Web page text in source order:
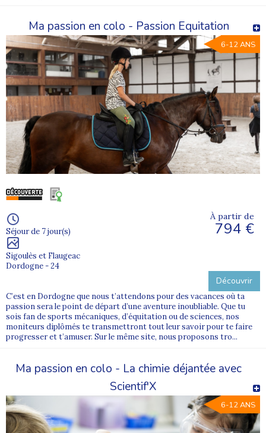
Ma passion en colo - Passion Equitation
6-12 ANS
Séjour de 7 jour(s)
Sigoulès et Flaugeac
Dordogne - 24
À partir de
794 €
Découvrir
C’est en Dordogne que nous t’attendons pour des vacances où ta
passion sera le point de départ d’une aventure inoubliable. Que tu
sois fan de sports mécaniques, d’équitation ou de sciences, nos
moniteurs diplômés te transmettront tout leur savoir pour te faire
progresser et t’amuser. Sur le même site, nous proposons tro...
Ma passion en colo - La chimie déjantée avec
Scientif'X
6-12 ANS